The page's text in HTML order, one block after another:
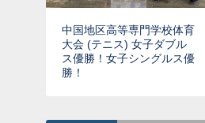
中国地区高等専門学校体育
大会 (テニス) 女子ダブル
ス優勝！女子シングルス優
勝！